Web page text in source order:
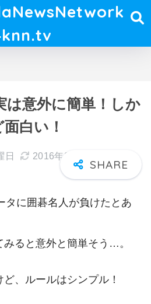
は意外に簡単！しか
白い！
日 2016年04月29日 金曜日
タに囲碁名人が負けたとあ
ると意外と簡単そう…。
、ルールはシンプル！